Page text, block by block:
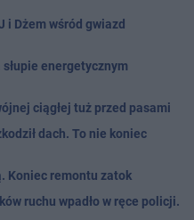
i Dżem wśród gwiazd
energetycznym
ciągłej tuż przed pasami
dach. To nie koniec
Koniec remontu zatok
ruchu wpadło w ręce policji.